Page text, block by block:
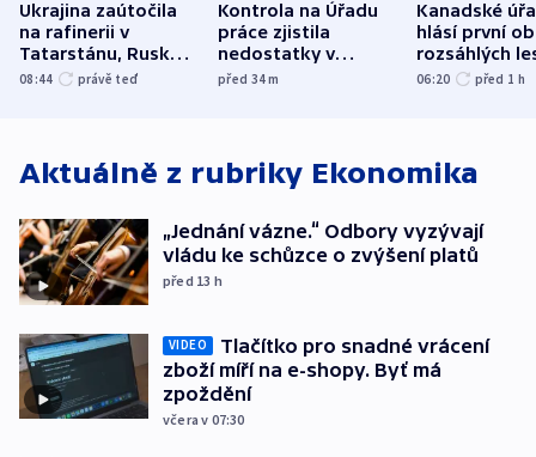
Ukrajina zaútočila
na rafinerii v
Tatarstánu, Rusko
udeřilo na Sumy a
08:44 právě teď
Kontrola na Úřadu
práce zjistila
nedostatky v
účetnictví za 5,6
před 34m
Kanadské
hlásí první
rozsáhlých
požárů
06:20 před 1 h
Aktuálně z rubriky Ekonomika
„Jednání vázne.“ Odbory vyzývají
vládu ke schůzce o zvýšení platů
před 13 h
VIDEO
Tlačítko pro snadné vrácení
zboží míří na e-shopy. Byť má
zpoždění
včera v 07:30